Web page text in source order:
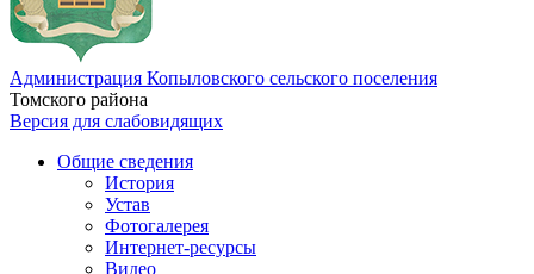
Администрация Копыловского сельского поселения
Томского района
Версия для слабовидящих
Общие сведения
История
Устав
Фотогалерея
Интернет-ресурсы
Видео